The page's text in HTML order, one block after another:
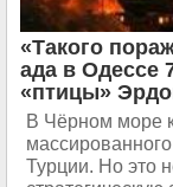
«Такого
ада в Одессе
«птицы»
В Чёрном море
Турции. Но это